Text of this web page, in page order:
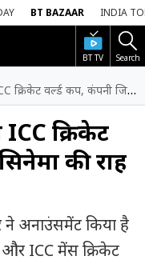
BT BAZAAR INDIA
BT TV Search
वर्ल्ड कप, कंपनी जियो सिनेमा की राह पर
ICC क्रिकेट
की राह
ने अनाउंसमेंट किया है
ICC मेंस क्रिकेट